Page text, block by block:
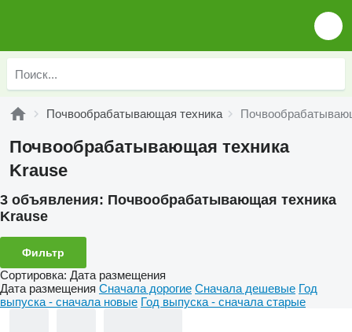
Почвообрабатывающая техника
Почвообрабатывающая техника
Krause
3 объявления: Почвообрабатывающая техника
Krause
Фильтр
Сортировка: Дата размещения
Дата размещения Сначала дорогие Сначала дешевые Год
выпуска - сначала новые Год выпуска - сначала старые